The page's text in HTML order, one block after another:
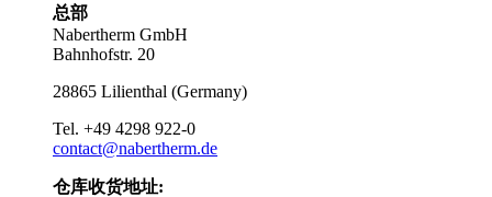
总部
Nabertherm GmbH
Bahnhofstr. 20
28865 Lilienthal (Germany)
Tel. +49 4298 922-0
contact@nabertherm.de
仓库收货地址: